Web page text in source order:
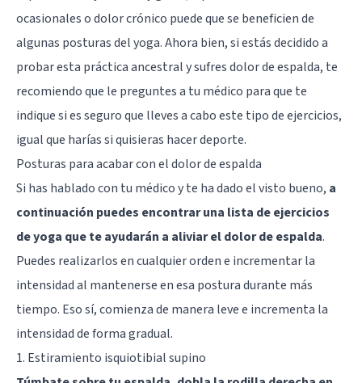
ocasionales o dolor crónico puede que se beneficien de
algunas posturas del yoga. Ahora bien, si estás decidido a
probar esta práctica ancestral y sufres dolor de espalda, te
recomiendo que le preguntes a tu médico para que te
indique si es seguro que lleves a cabo este tipo de ejercicios,
igual que harías si quisieras hacer deporte.
Posturas para acabar con el dolor de espalda
Si has hablado con tu médico y te ha dado el visto bueno, a
continuación puedes encontrar una lista de ejercicios
de yoga que te ayudarán a aliviar el dolor de espalda.
Puedes realizarlos en cualquier orden e incrementar la
intensidad al mantenerse en esa postura durante más
tiempo. Eso sí, comienza de manera leve e incrementa la
intensidad de forma gradual.
1. Estiramiento isquiotibial supino